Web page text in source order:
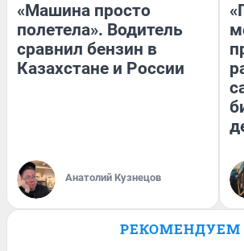
«Машина просто
полетела». Водитель
сравнил бензин в
Казахстане и России
Анатолий Кузнецов
РЕКОМЕНДУЕМ